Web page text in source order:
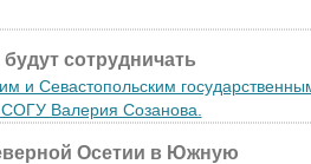
сотрудничать
и Севастопольским
Валерия Созанова.
Осетии в Южную